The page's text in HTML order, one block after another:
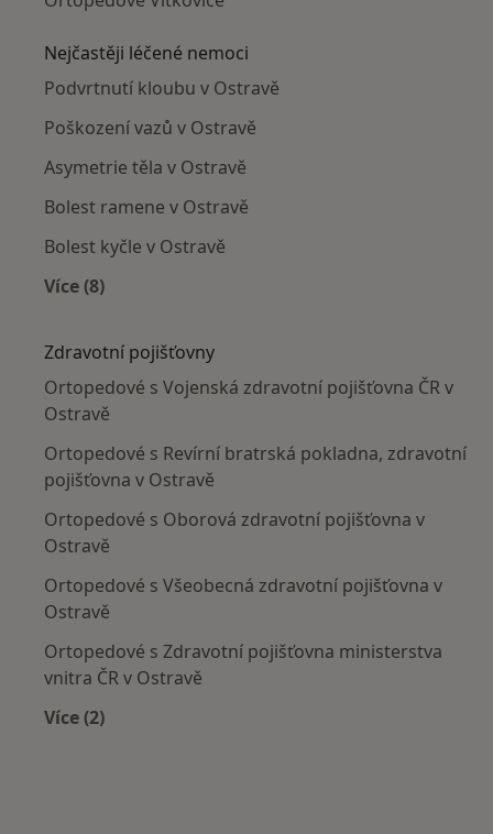
Nejčastěji léčené nemoci
Podvrtnutí kloubu v Ostravě
Poškození vazů v Ostravě
Asymetrie těla v Ostravě
Bolest ramene v Ostravě
Bolest kyčle v Ostravě
Více (8)
Zdravotní pojišťovny
Ortopedové s Vojenská zdravotní pojišťovna ČR v
Ostravě
Ortopedové s Revírní bratrská pokladna, zdravotní
pojišťovna v Ostravě
Ortopedové s Oborová zdravotní pojišťovna v
Ostravě
Ortopedové s Všeobecná zdravotní pojišťovna v
Ostravě
Ortopedové s Zdravotní pojišťovna ministerstva
vnitra ČR v Ostravě
Více (2)